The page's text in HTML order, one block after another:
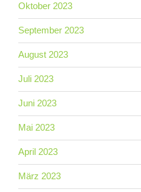
Oktober 2023
September 2023
August 2023
Juli 2023
Juni 2023
Mai 2023
April 2023
März 2023